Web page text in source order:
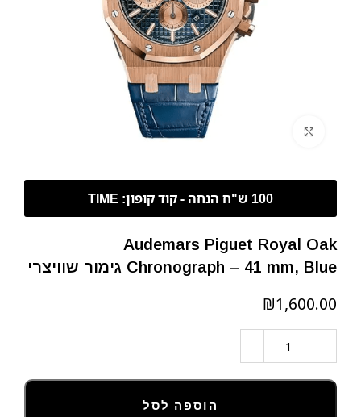
Audemars Piguet Royal Oak
Chronograph – 41 mm, Blue גימור שוויצרי
₪
הוספה לסל